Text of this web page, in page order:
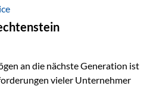
ohne die
Hand zu geben. Die Lösung:
Die Umsetzung erfolgt über die
an die nächste Generation ist
vieler Unternehmer